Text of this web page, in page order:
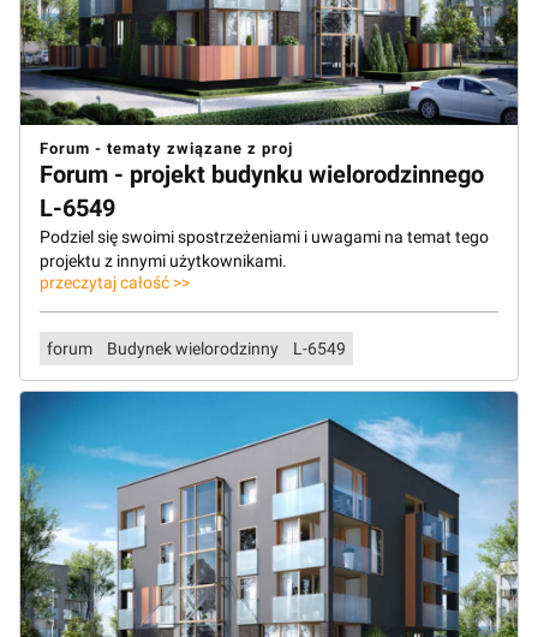
Forum - tematy związane z proj
Forum - projekt budynku wielorodzinnego
L-6549
Podziel się swoimi spostrzeżeniami i uwagami na temat tego
projektu z innymi użytkownikami.
przeczytaj całość >>
forum Budynek wielorodzinny L-6549